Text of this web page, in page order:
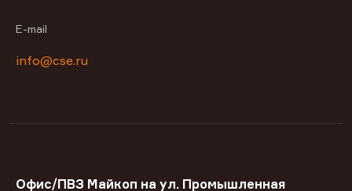
E-mail
info@cse.ru
Офис/ПВЗ Майкоп на ул. Промышленная